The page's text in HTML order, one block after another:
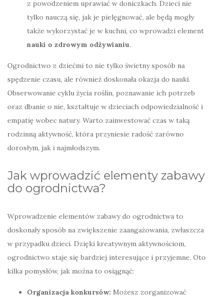
z powodzeniem uprawiać w doniczkach. Dzieci nie
tylko nauczą się, jak je pielęgnować, ale będą mogły
także wykorzystać je w kuchni, co wprowadzi element
nauki o zdrowym odżywianiu.
Ogrodnictwo z dziećmi to nie tylko świetny sposób na
spędzenie czasu, ale również doskonała okazja do nauki.
Obserwowanie cyklu życia roślin, poznawanie ich potrzeb
oraz dbanie o nie, kształtuje w dzieciach odpowiedzialność i
empatię wobec natury. Warto zainwestować czas w taką
rodzinną aktywność, która przyniesie radość zarówno
dorosłym, jak i najmłodszym.
Jak wprowadzić elementy zabawy
do ogrodnictwa?
Wprowadzenie elementów zabawy do ogrodnictwa to
doskonały sposób na zwiększenie zaangażowania, zwłaszcza
w przypadku dzieci. Dzięki kreatywnym aktywnościom,
ogrodnictwo staje się bardziej interesujące i przyjemne. Oto
kilka pomysłów, jak można to osiągnąć:
Organizacja konkursów: Możesz zorganizować